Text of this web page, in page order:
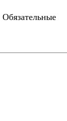
Обязательные